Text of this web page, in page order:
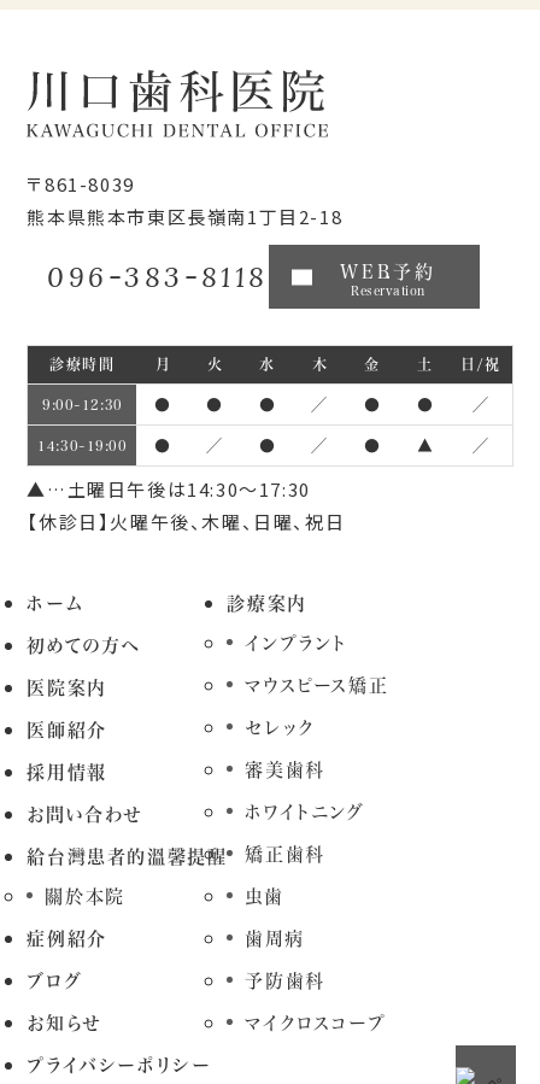
〒861-8039
熊本県熊本市東区長嶺南1丁目2-18
096-383-8118 WEB予約
Reservation
診療時間 月 火 水 木 金 土 日/祝
9:00~12:30 ● ● ● ／ ● ● ／
14:30~19:00 ● ／ ● ／ ● ▲ ／
▲…土曜日午後は14:30～17:30
【休診日】火曜午後、木曜、日曜、祝日
ホーム
初めての方へ
医院案内
医師紹介
採用情報
お問い合わせ
給台灣患者的溫馨提醒
關於本院
症例紹介
ブログ
お知らせ
プライバシーポリシー
診療案内
インプラント
マウスピース矯正
セレック
審美歯科
ホワイトニング
矯正歯科
虫歯
歯周病
予防歯科
マイクロスコープ